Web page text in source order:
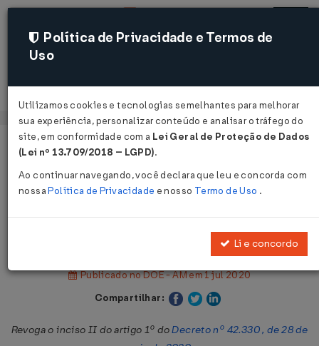
Acessar
Página Inicial
Legislações
Decreto Nº 45452 DE 01/07/2020
Publicado no DOE - AM em 1 jul 2020
Compartilhar:
Revoga o inciso II do artigo 1º doDecreto nº 42.330 , de 28 de
Política de Privacidade e Termos de
Uso
Utilizamos cookies e tecnologias semelhantes para melhorar
sua experiência, personalizar conteúdo e analisar o tráfego do
site, em conformidade com a Lei Geral de Proteção de Dados
(Lei nº 13.709/2018 – LGPD).
Ao continuar navegando, você declara que leu e concorda com
nossaPolítica de Privacidade e nosso Termo de Uso .
Li e concordo